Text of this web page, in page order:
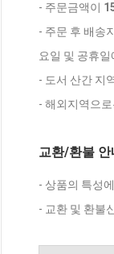
- 주문금액이
- 주문 후 배송
요일 및 공휴
- 도서 산간 지
- 해외지역으
교환/환불 안
- 상품의 특성
- 교환 및 환불